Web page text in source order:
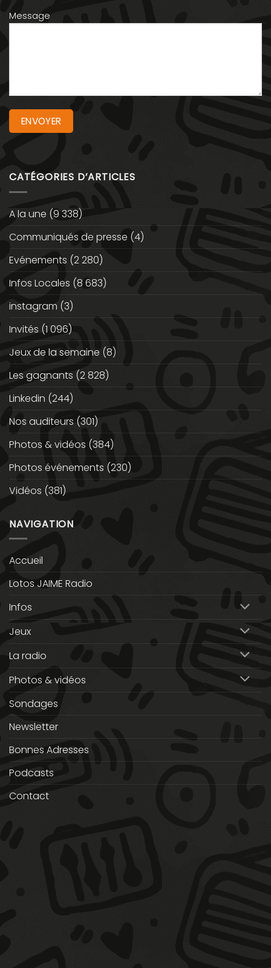
Message
CATÉGORIES D’ARTICLES
A la une (9 338)
Communiqués de presse (4)
Evénements (2 280)
Infos Locales (8 683)
instagram (3)
Invités (1 096)
Jeux de la semaine (8)
Les gagnants (2 828)
Linkedin (244)
Nos auditeurs (301)
Photos & vidéos (384)
Photos événements (230)
Vidéos (381)
NAVIGATION
Accueil
Lotos JAIME Radio
Infos
Jeux
La radio
Photos & vidéos
Sondages
Newsletter
Bonnes Adresses
Podcasts
Contact